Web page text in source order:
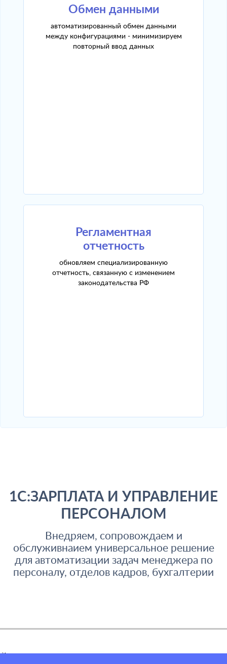
Обмен данными
автоматизированный обмен данными
между конфигурациями - минимизируем
повторный ввод данных
Регламентная
отчетность
обновляем специализированную
отчетность, связанную с изменением
законодательства РФ
1С:ЗАРПЛАТА И УПРАВЛЕНИЕ
ПЕРСОНАЛОМ
Внедряем, сопровождаем и
обслуживнаием универсальное решение
для автоматизации задач менеджера по
персоналу, отделов кадров, бухгалтерии